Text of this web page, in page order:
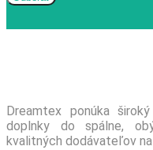
Dreamtex ponúka
doplnky do spálne,
kvalitných dodávateľov